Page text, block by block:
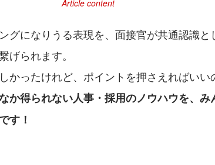
グになりうる表現を、面接官が共通認識と
げられます。
かったけれど、ポイントを押さえればいい
か得られない人事・採用のノウハウを、み
す！